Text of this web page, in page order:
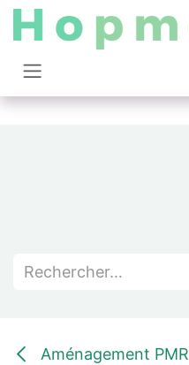
Se rendre au contenu
Aménagement PMR